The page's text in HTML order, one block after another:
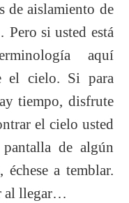
de aislamiento de
si usted está
aquí
el cielo. Si para
tiempo, disfrute
el cielo usted
de algún
a temblar.
al llegar…